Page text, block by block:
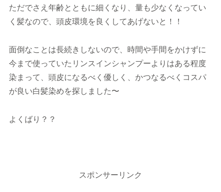
ただでさえ年齢とともに細くなり、量も少なくなってい
く髪なので、頭皮環境を良くしてあげないと！！
面倒なことは長続きしないので、時間や手間をかけずに
今まで使っていたリンスインシャンプーよりはある程度
染まって、頭皮になるべく優しく、かつなるべくコスパ
が良い白髪染めを探しました〜
よくばり？？
スポンサーリンク